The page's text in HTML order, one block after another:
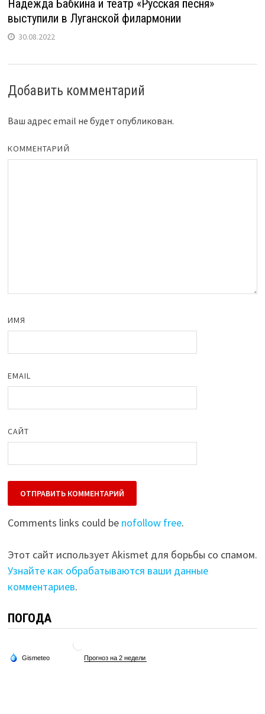
Надежда Бабкина и театр «Русская песня»
выступили в Луганской филармонии
30.08.2022
Добавить комментарий
Ваш адрес email не будет опубликован.
КОММЕНТАРИЙ
ИМЯ
EMAIL
САЙТ
Comments links could be nofollow free.
Этот сайт использует Akismet для борьбы со спамом.
Узнайте как обрабатываются ваши данные
комментариев.
ПОГОДА